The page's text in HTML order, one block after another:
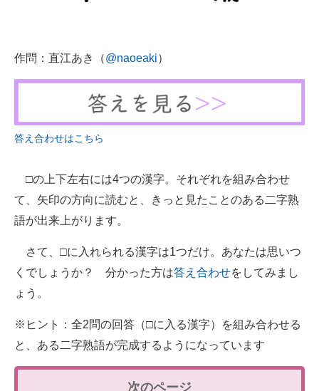
企業向けIT製品の総合サイト
IT製品の技術・比較・事例
モノづくり技術者専門サイト
エレクトロニクス専門サイト
電子設計の基本と応用
建設×テクノロジーの最前線
ちょっと気になるネットの話題
作問：直江あき（@naoeaki）
答え合わせはこちら
□の上下左右には4つの漢字。それぞれを組み合わせ
て、矢印の方向に読むと、きっと見たことのある二字熟
語が出来上がります。
さて、□に入れられる漢字は1つだけ。あなたは思いつ
くでしょうか？ 分かった方は答え合わせをしてみまし
ょう。
※ヒント：全2問の回答（□に入る漢字）を組み合わせる
と、ある二字熟語が完成するようになっています